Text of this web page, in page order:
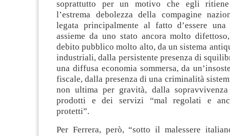
soprattutto per un motivo che egli ritiene
l’estrema debolezza della compagine
legata principalmente al fatto d’essere una
assieme da uno stato ancora molto
debito pubblico molto alto, da un sistema
industriali, dalla persistente presenza di
una diffusa economia sommersa, da
fiscale, dalla presenza di una criminalità
non ultima per gravità, dalla
prodotti e dei servizi “mal regolati e
protetti”.
Per Ferrera, però, “sotto il malessere